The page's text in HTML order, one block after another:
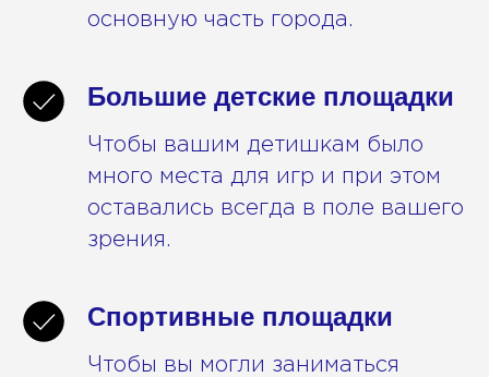
основную часть города.
Большие детские площадки
Чтобы вашим детишкам было
много места для игр и при этом
оставались всегда в поле вашего
зрения.
Спортивные площадки
Чтобы вы могли заниматься